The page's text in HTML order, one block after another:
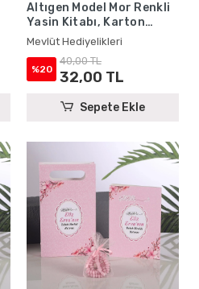
Altıgen Model Mor Renkli
Yasin Kitabı, Karton
Çanta ve Tesbih - Mevlüt
Hediyelikleri
Mevlüt Hediyelikleri
%20
40,00 TL
32,00 TL
Sepete Ekle